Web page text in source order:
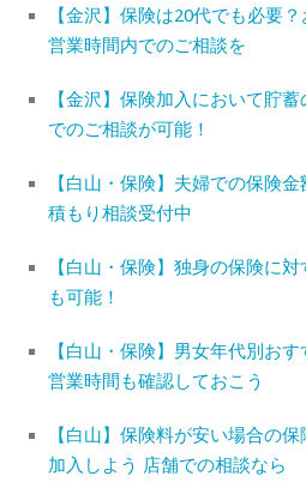
【金沢】保険は20代でも必要
営業時間内でのご相談を
【金沢】保険加入において貯
でのご相談が可能！
【白山・保険】夫婦での保険
積もり相談受付中
【白山・保険】独身の保険に
も可能！
【白山・保険】男女年代別お
営業時間も確認しておこう
【白山】保険料が安い場合の
加入しよう 店舗での相談なら